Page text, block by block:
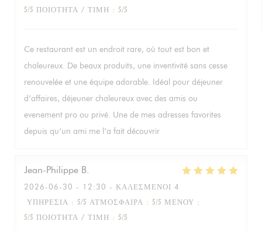
5/5 ΠΟΙΌΤΗΤΑ / ΤΙΜΉ : 5/5
Ce restaurant est un endroit rare, où tout est bon et
chaleureux. De beaux produits, une inventivité sans cesse
renouvelée et une équipe adorable. Idéal pour déjeuner
d’affaires, déjeuner chaleureux avec des amis ou
evenement pro ou privé. Une de mes adresses favorites
depuis qu’un ami me l’a fait découvrir
Jean-Philippe B
2026-06-30 - 12:30 - ΚΑΛΕΣΜΈΝΟΙ 4
ΥΠΗΡΕΣΊΑ : 5/5 ΑΤΜΌΣΦΑΙΡΑ : 5/5 ΜΕΝΟΎ :
5/5 ΠΟΙΌΤΗΤΑ / ΤΙΜΉ : 5/5